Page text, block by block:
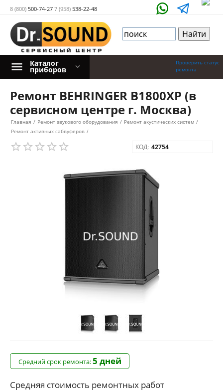
8 (800) 500-74-27 7 (958) 538-22-48
Проверить статус
ремонта
Каталог
приборов
Ремонт BEHRINGER B1800XP (в
сервисном центре г. Москва)
Главная / Ремонт звукового оборудования / Ремонт акустических систем /
Ремонт активных сабвуферов /
КОД: 42754
Средний срок ремонта:5 дней
Средняя стоимость ремонтных работ